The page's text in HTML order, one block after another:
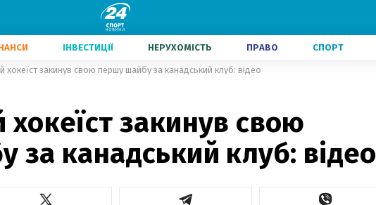
ІНВЕСТИЦІЇ НЕРУХОМІСТЬ ПРАВО СПОРТ
хокеїст закинув свою першу шайбу за канадський клуб: відео
хокеїст закинув свою
за канадський клуб: відео